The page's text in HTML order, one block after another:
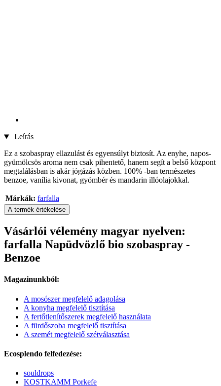
Leírás
Ez a szobaspray ellazulást és egyensúlyt biztosít. Az enyhe, napos-
gyümölcsös aroma nem csak pihentető, hanem segít a belső központ
megtalálásban is akár jógázás közben. 100% -ban természetes
benzoe, vanília kivonat, gyömbér és mandarin illóolajokkal.
Márkák: farfalla
A termék értékelése
Vásárlói vélemény magyar nyelven:
farfalla Napüdvözlő bio szobaspray -
Benzoe
Magazinunkból:
A mosószer megfelelő adagolása
A konyha megfelelő tisztítása
A fertőtlenítőszerek megfelelő használata
A fürdőszoba megfelelő tisztítása
A szemét megfelelő szétválasztása
Ecosplendo felfedezése:
souldrops
KOSTKAMM Porkefe